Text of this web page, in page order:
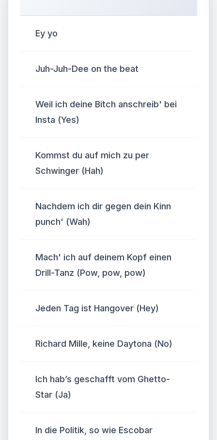
Ey yo
Juh-Juh-Dee on the beat
Weil ich deine Bitch anschreib' bei
Insta (Yes)
Kommst du auf mich zu per
Schwinger (Hah)
Nachdem ich dir gegen dein Kinn
punch' (Wah)
Mach' ich auf deinem Kopf einen
Drill-Tanz (Pow, pow, pow)
Jeden Tag ist Hangover (Hey)
Richard Mille, keine Daytona (No)
Ich hab’s geschafft vom Ghetto-
Star (Ja)
In die Politik, so wie Escobar